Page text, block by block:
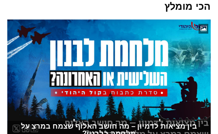
הכי מומלץ
בין מציאות לדמיון – מה חושב האלוף שצמח במרצ על